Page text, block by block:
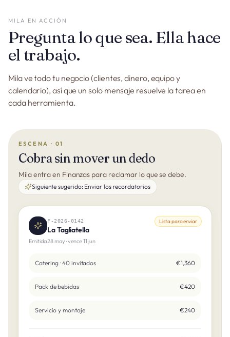
MILA EN ACCIÓN
Pregunta lo que sea. Ella hace
el trabajo.
Mila ve todo tu negocio (clientes, dinero, equipo y
calendario), así que un solo mensaje resuelve la tarea en
cada herramienta.
ESCENA · 01
Cobra sin mover un dedo
Mila entra en Finanzas para reclamar lo que se debe.
Siguiente sugerido: Enviar los recordatorios
F-2026-0142
La Tagliatella
Lista para enviar
Emitida 28 may · vence 11 jun
Catering · 40 invitados €1,360
Pack de bebidas €420
Servicio y montaje €240